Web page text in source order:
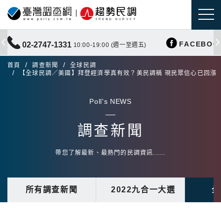
02-2747-1331 10:00-19:00 (週一至週五)
首頁 調查新聞
全球民調
【全球民調／美國】拜登經濟學真有效？美民調稱 現民眾信心已回漲
Poll's NEWS
調查新聞
帶您了解最新、最熱門的民調資訊......
所有調查新聞 2022九合一大選